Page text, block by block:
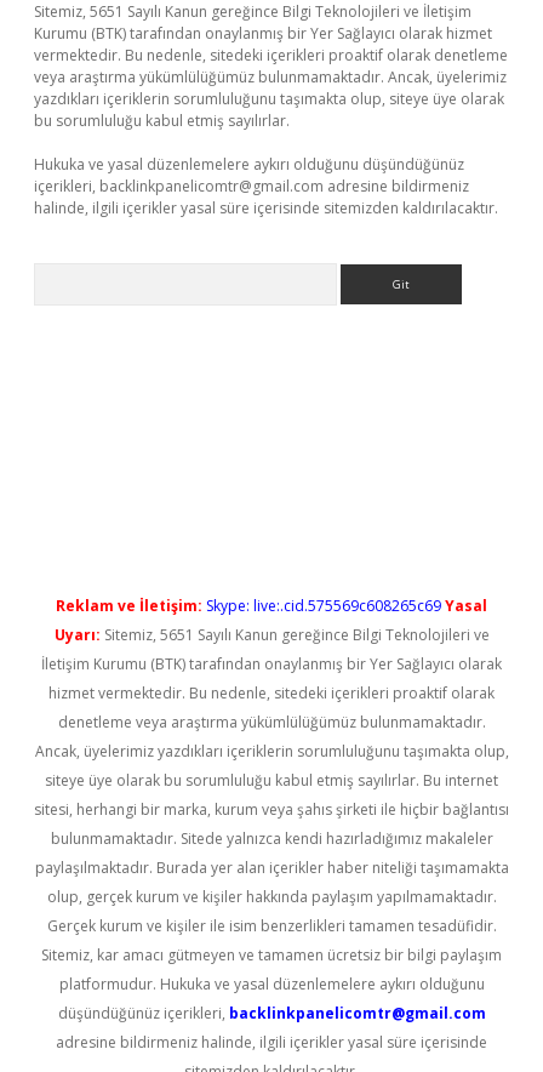
Sitemiz, 5651 Sayılı Kanun gereğince Bilgi Teknolojileri ve İletişim
Kurumu (BTK) tarafından onaylanmış bir Yer Sağlayıcı olarak hizmet
vermektedir. Bu nedenle, sitedeki içerikleri proaktif olarak denetleme
veya araştırma yükümlülüğümüz bulunmamaktadır. Ancak, üyelerimiz
yazdıkları içeriklerin sorumluluğunu taşımakta olup, siteye üye olarak
bu sorumluluğu kabul etmiş sayılırlar.
Hukuka ve yasal düzenlemelere aykırı olduğunu düşündüğünüz
içerikleri, backlinkpanelicomtr@gmail.com adresine bildirmeniz
halinde, ilgili içerikler yasal süre içerisinde sitemizden kaldırılacaktır.
Reklam ve İletişim: Skype: live:.cid.575569c608265c69Yasal
Uyarı: Sitemiz, 5651 Sayılı Kanun gereğince Bilgi Teknolojileri ve
İletişim Kurumu (BTK) tarafından onaylanmış bir Yer Sağlayıcı olarak
hizmet vermektedir. Bu nedenle, sitedeki içerikleri proaktif olarak
denetleme veya araştırma yükümlülüğümüz bulunmamaktadır.
Ancak, üyelerimiz yazdıkları içeriklerin sorumluluğunu taşımakta olup,
siteye üye olarak bu sorumluluğu kabul etmiş sayılırlar. Bu internet
sitesi, herhangi bir marka, kurum veya şahıs şirketi ile hiçbir bağlantısı
bulunmamaktadır. Sitede yalnızca kendi hazırladığımız makaleler
paylaşılmaktadır. Burada yer alan içerikler haber niteliği taşımamakta
olup, gerçek kurum ve kişiler hakkında paylaşım yapılmamaktadır.
Gerçek kurum ve kişiler ile isim benzerlikleri tamamen tesadüfidir.
Sitemiz, kar amacı gütmeyen ve tamamen ücretsiz bir bilgi paylaşım
platformudur. Hukuka ve yasal düzenlemelere aykırı olduğunu
düşündüğünüz içerikleri, backlinkpanelicomtr@gmail.com
adresine bildirmeniz halinde, ilgili içerikler yasal süre içerisinde